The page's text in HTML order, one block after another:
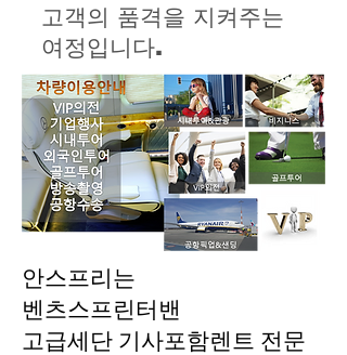
고객의 품격을 지켜주는
여정입니다.
​안스프리는
벤츠스프린터밴
​고급세단 기사포함렌트 전문